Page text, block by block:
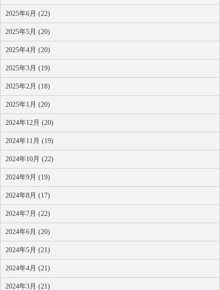
2025年6月 (22)
2025年5月 (20)
2025年4月 (20)
2025年3月 (19)
2025年2月 (18)
2025年1月 (20)
2024年12月 (20)
2024年11月 (19)
2024年10月 (22)
2024年9月 (19)
2024年8月 (17)
2024年7月 (22)
2024年6月 (20)
2024年5月 (21)
2024年4月 (21)
2024年3月 (21)